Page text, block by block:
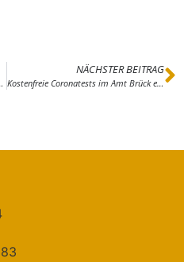
Baumaßnahmen und Kosten im Plan
NÄCHSTER BEITRAG
Kostenfreie Coronatests im Amt Brück erfolgreich gestartet – Jetzt auch Testtermin am frühen Abend